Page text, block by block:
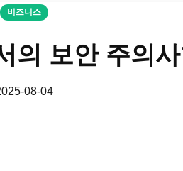
비즈니스
의 보안 주의
08-04